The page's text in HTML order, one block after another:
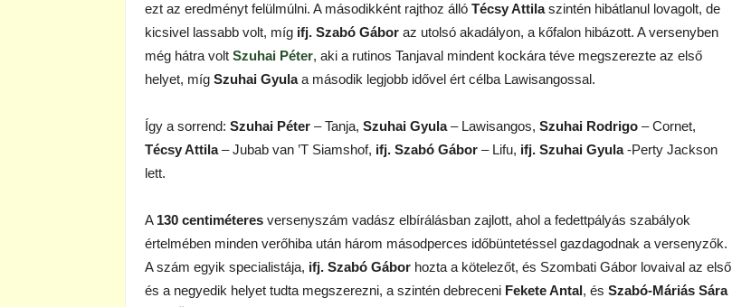
ezt az eredményt felülmúlni. A másodikként rajthoz álló Técsy Attilaszintén hibátlanul lovagolt, de
kicsivel lassabb volt, míg ifj. Szabó Gábor az utolsó akadályon, a kőfalon hibázott. A versenyben
még hátra volt Szuhai Péter, aki a rutinos Tanjaval mindent kockára téve megszerezte az első
helyet, míg Szuhai Gyulaa második legjobb idővel ért célba Lawisangossal.
Így a sorrend: Szuhai Péter – Tanja, Szuhai Gyula– Lawisangos, Szuhai Rodrigo – Cornet,
Técsy Attila– Jubab van ’T Siamshof, ifj. Szabó Gábor – Lifu, ifj. Szuhai Gyula-Perty Jackson
lett.
A 130 centiméteres versenyszám vadász elbírálásban zajlott, ahol a fedettpályás szabályok
értelmében minden verőhiba után három másodperces időbüntetéssel gazdagodnak a versenyzők.
A szám egyik specialistája, ifj. Szabó Gábor hozta a kötelezőt, és Szombati Gábor lovaival az első
és a negyedik helyet tudta megszerezni, a szintén debreceni Fekete Antal, és Szabó-Máriás Sára